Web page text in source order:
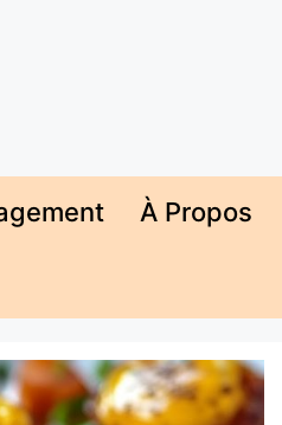
À Propos